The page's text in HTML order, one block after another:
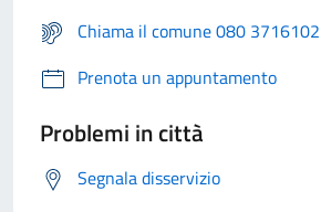
Chiama il comune 080 3716102
Prenota un appuntamento
Problemi in città
Segnala disservizio